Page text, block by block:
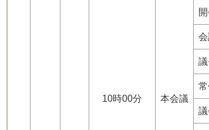
10時00分 本会議